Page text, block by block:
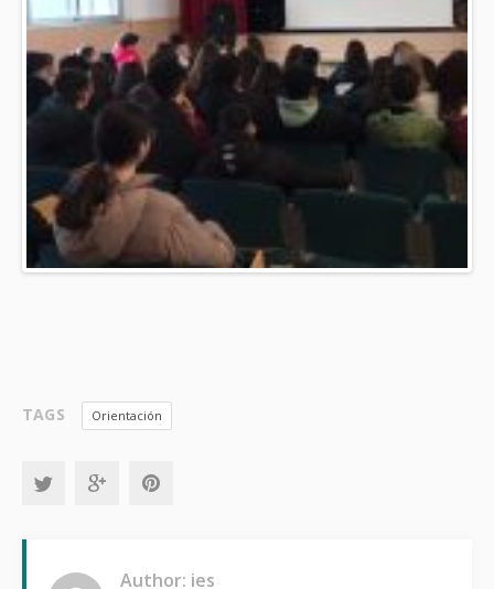
TAGS Orientación
Author: ies